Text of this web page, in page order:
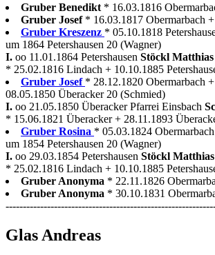
Gruber Benedikt * 16.03.1816
Gruber Josef * 16.03.1817 Obermarbach
Gruber Kreszenz * 05.10.1818
um 1864 Petershausen 20 (Wagner)
I. oo 11.01.1864 Petershausen Stöckl Matthias
* 25.02.1816 Lindach + 10.10.1885
Gruber Josef * 28.12.1820 Obermarbach
08.05.1850 Überacker 20 (Schmied)
I. oo 21.05.1850 Überacker Pfarrei Einsbach
* 15.06.1821 Überacker + 28.11.1893
Gruber Rosina * 05.03.1824
um 1854 Petershausen 20 (Wagner)
I. oo 29.03.1854 Petershausen Stöckl Matthias
* 25.02.1816 Lindach + 10.10.1885
Gruber Anonyma * 22.11.1826
Gruber Anonyma * 30.10.1831
Glas Andreas